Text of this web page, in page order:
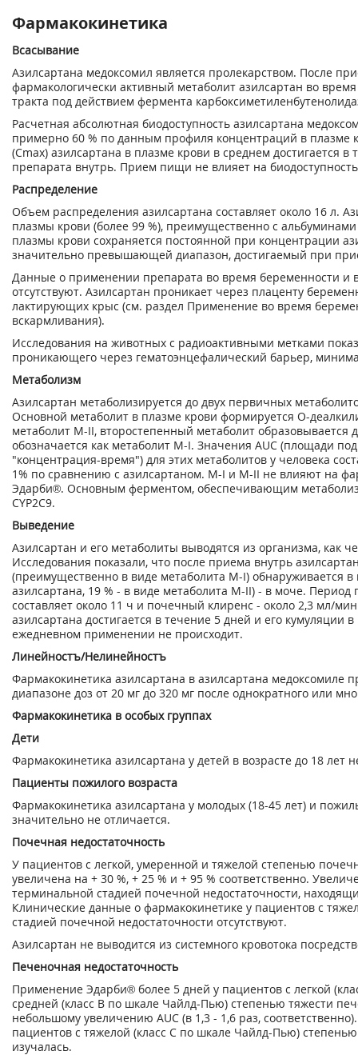
Фармакокинетика
Всасывание
Азилсартана медоксомил является пролекарством. После
фармакологически активный метаболит азилсартан во
тракта под действием фермента
Расчетная абсолютная биодоступность азилсартана
примерно 60 % по данным профиля концентраций в плазме
(Сmах) азилсартана в плазме крови в среднем достигается
препарата внутрь. Прием пищи не влияет на
Распределение
Объем распределения азилсартана составляет около 16 л.
плазмы крови (более 99 %), преимущественно с
плазмы крови сохраняется постоянной при концентрации
значительно превышающей диапазон, достигаемый при
Данные о применении препарата во время беременности и
отсутствуют. Азилсартан проникает через плаценту
лактирующих крыс (см. раздел Применение во время
вскармливания).
Исследования на животных с радиоактивными метками
проникающего через гематоэнцефалический барьер,
Метаболизм
Азилсартан метаболизируется до двух первичных
Основной метаболит в плазме крови формируется О-
метаболит М-II, второстепенный метаболит образовывается
обозначается как метаболит М-I. Значения AUC (площади
"концентрация-время") для этих метаболитов у человека
1% по сравнению с азилсартаном. М-I и М-II не влияют на
Эдарби®. Основным ферментом, обеспечивающим
CYP2C9.
Выведение
Азилсартан и его метаболиты выводятся из организма, как
Исследования показали, что после приема внутрь
(преимущественно в виде метаболита М-I) обнаруживается в
азилсартана, 19 % - в виде метаболита М-II) - в моче. Период
составляет около 11 ч и почечный клиренс - около 2,3 мл/
азилсартана достигается в течение 5 дней и его кумуляции
ежедневном применении не происходит.
Линейностъ/Нелинейностъ
Фармакокинетика азилсартана в азилсартана медоксомиле
диапазоне доз от 20 мг до 320 мг после однократного или
Фармакокинетика в особых группах
Дети
Фармакокинетика азилсартана у детей в возрасте до 18 лет
Пациенты пожилого возраста
Фармакокинетика азилсартана у молодых (18-45 лет) и
значительно не отличается.
Почечная недостаточность
У пациентов с легкой, умеренной и тяжелой степенью
увеличена на + 30 %, + 25 % и + 95 % соответственно.
терминальной стадией почечной недостаточности,
Клинические данные о фармакокинетике у пациентов с
стадией почечной недостаточности отсутствуют.
Азилсартан не выводится из системного кровотока
Печеночная недостаточность
Применение Эдарби® более 5 дней у пациентов с легкой
средней (класс В по шкале Чайлд-Пью) степенью тяжести
небольшому увеличению AUC (в 1,3 - 1,6 раз,
пациентов с тяжелой (класс С по шкале Чайлд-Пью)
изучалась.